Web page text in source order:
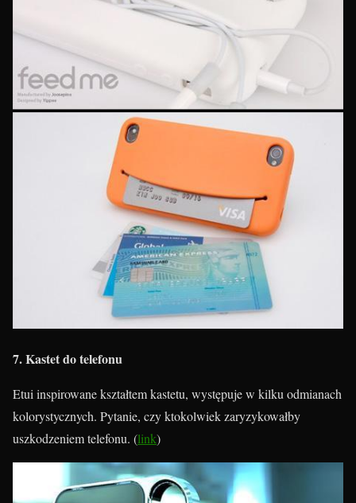
7. Kastet do telefonu
Etui inspirowane kształtem kastetu, występuje w kilku odmianach
kolorystycznych. Pytanie, czy ktokolwiek zaryzykowałby
uszkodzeniem telefonu. (link)